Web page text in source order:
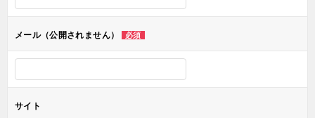
ン
メール（公開されません） 必須
サイト